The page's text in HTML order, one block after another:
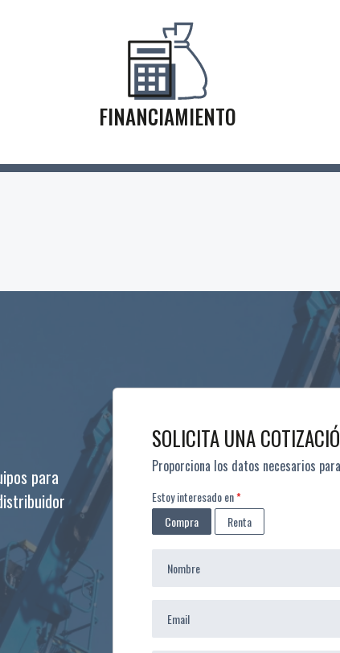
FINANCIAMIENTO
para
SOLICITA UNA
Proporciona los datos necesarios
Leave
this
field
blank
Estoy interesado en
Compra
Renta